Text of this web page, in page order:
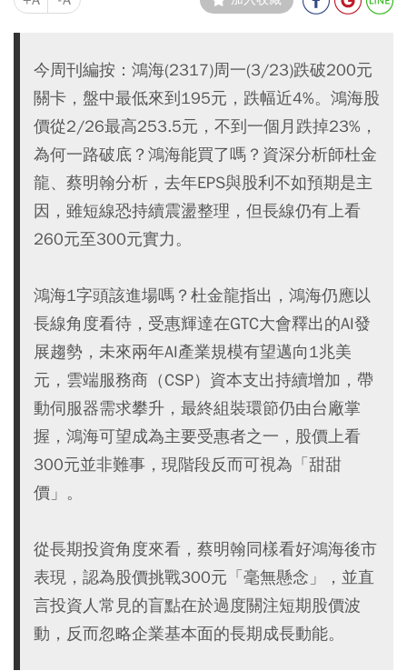
今周刊編按：鴻海(2317)周一(3/23)跌破200元
關卡，盤中最低來到195元，跌幅近4%。鴻海股
價從2/26最高253.5元，不到一個月跌掉23%，
為何一路破底？鴻海能買了嗎？資深分析師杜金
龍、蔡明翰分析，去年EPS與股利不如預期是主
因，雖短線恐持續震盪整理，但長線仍有上看
260元至300元實力。
鴻海1字頭該進場嗎？杜金龍指出，鴻海仍應以
長線角度看待，受惠輝達在GTC大會釋出的AI發
展趨勢，未來兩年AI產業規模有望邁向1兆美
元，雲端服務商（CSP）資本支出持續增加，帶
動伺服器需求攀升，最終組裝環節仍由台廠掌
握，鴻海可望成為主要受惠者之一，股價上看
300元並非難事，現階段反而可視為「甜甜
價」。
從長期投資角度來看，蔡明翰同樣看好鴻海後市
表現，認為股價挑戰300元「毫無懸念」，並直
言投資人常見的盲點在於過度關注短期股價波
動，反而忽略企業基本面的長期成長動能。